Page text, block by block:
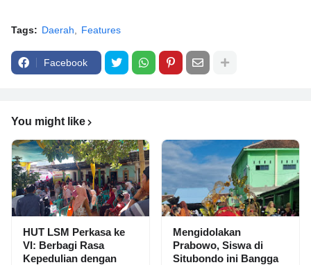
Tags: Daerah Features
Facebook
You might like
HUT LSM Perkasa ke
VI: Berbagi Rasa
Kepedulian dengan
Mengidolakan
Prabowo, Siswa di
Situbondo ini Bangga